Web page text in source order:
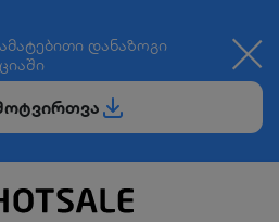
დანაზოგი